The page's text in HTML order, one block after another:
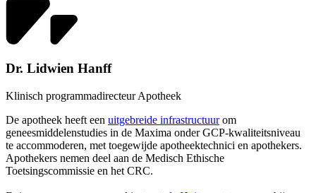
Dr. Lidwien Hanff
Klinisch programmadirecteur Apotheek
De apotheek heeft een uitgebreide infrastructuurom
geneesmiddelenstudies in de Maxima onder GCP-kwaliteitsniveau
te accommoderen, met toegewijde apotheektechnici en apothekers.
Apothekers nemen deel aan de Medisch Ethische
Toetsingscommissie en het CRC.